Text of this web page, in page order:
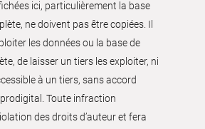
ici, particulièrement la base
ne doivent pas être copiées. Il
les données ou la base de
de laisser un tiers les exploiter, ni
à un tiers, sans accord
Toute infraction
des droits d’auteur et fera